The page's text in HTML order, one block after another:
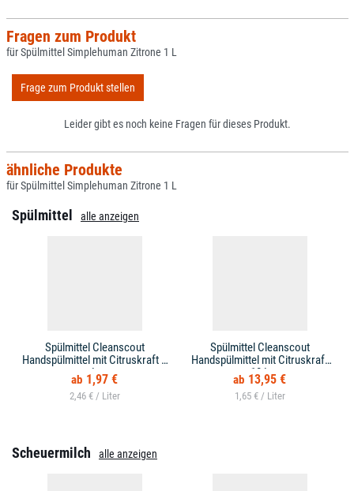
Fragen zum Produkt
für Spülmittel Simplehuman Zitrone 1 L
Frage zum Produkt stellen
Leider gibt es noch keine Fragen für dieses Produkt.
ähnliche Produkte
für Spülmittel Simplehuman Zitrone 1 L
Spülmittel alle anzeigen
Spülmittel Cleanscout
Handspülmittel mit Citruskraft 1
L
1,97 €
2,46 € /
Spülmittel Cleanscout
Handspülmittel mit Citruskraft
10 L
13,95 €
1,65 € /
Scheuermilch alle anzeigen